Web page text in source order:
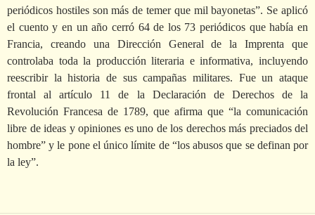
periódicos hostiles son más de temer que mil bayonetas”. Se aplicó
el cuento y en un año cerró 64 de los 73 periódicos que había en
Francia, creando una Dirección General de la Imprenta que
controlaba toda la producción literaria e informativa, incluyendo
reescribir la historia de sus campañas militares. Fue un ataque
frontal al artículo 11 de la Declaración de Derechos de la
Revolución Francesa de 1789, que afirma que “la comunicación
libre de ideas y opiniones es uno de los derechos más preciados del
hombre” y le pone el único límite de “los abusos que se definan por
la ley”.